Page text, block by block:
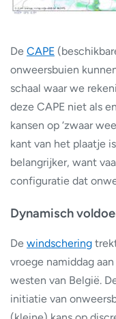
De CAPE
onweersbuien
schaal waar we
deze CAPE niet als
kansen op ‘zwaar
kant van het plaatje
belangrijker, want
configuratie dat
Dynamisch
De windschering
vroege namiddag
westen van België.
initiatie van